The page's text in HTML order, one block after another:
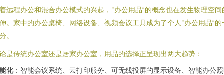
远程办公和混合办公模式的兴起，“办公用品”的概念也在发生物理空间
。家中的办公桌椅、网络设备、视频会议工具成为了个人“办公用品”的
。
是传统办公室还是居家办公室，用品的选择正呈现出两大趋势：
化：智能会议系统、云打印服务、可无线投屏的显示设备、智能办公